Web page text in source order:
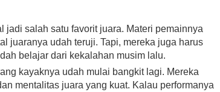
jadi salah satu favorit juara. Materi pemainnya
juaranya udah teruji. Tapi, mereka juga harus
belajar dari kekalahan musim lalu.
kayaknya udah mulai bangkit lagi. Mereka
mentalitas juara yang kuat. Kalau performanya